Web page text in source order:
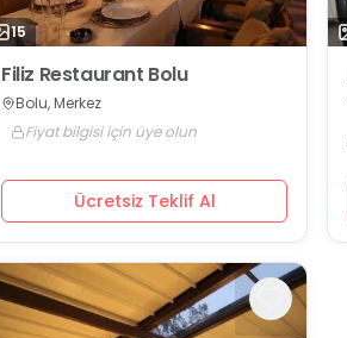
15
Filiz Restaurant Bolu
Bolu, Merkez
Fiyat bilgisi için üye olun
Ücretsiz Teklif Al